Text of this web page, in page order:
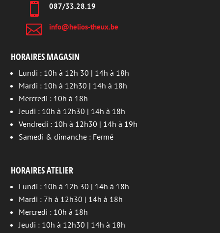
 087/33.28.19
 info@helios-theux.be
HORAIRES MAGASIN
Lundi : 10h à 12h 30 | 14h à 18h
Mardi : 10h à 12h30 | 14h à 18h
Mercredi : 10h à 18h
Jeudi : 10h à 12h30 | 14h à 18h
Vendredi : 10h à 12h30 | 14h à 19h
Samedi & dimanche : Fermé
HORAIRES ATELIER
Lundi : 10h à 12h 30 | 14h à 18h
Mardi : 7h à 12h30 | 14h à 18h
Mercredi : 10h à 18h
Jeudi : 10h à 12h30 | 14h à 18h